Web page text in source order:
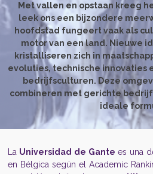
Met vallen en opstaan kreeg
leek ons een bijzondere
hoofdstad fungeert vaak als
motor van een land. Nieuwe
kristalliseren zich in
evoluties, technische innovaties
bedrijfsculturen. Deze
combineren met gerichte
ideale
La Universidad de Gante es una
en Bélgica según el Academic